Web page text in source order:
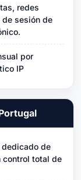
redes
sesión de
por
IP
de
control total de